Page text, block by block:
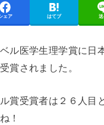
ェア はてブ 送
ル医学生理学賞に日
賞されました。
賞受賞者は２６人目
！